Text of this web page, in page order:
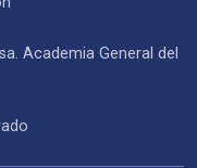
Academia General del